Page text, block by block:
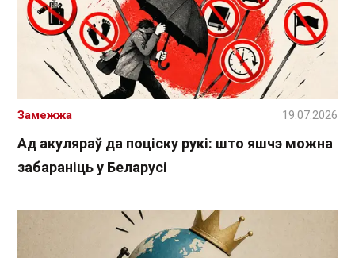
Ад акуляраў да поціску рукі: што яшчэ можна
забараніць у Беларусі
Замежжа 19.07.2026